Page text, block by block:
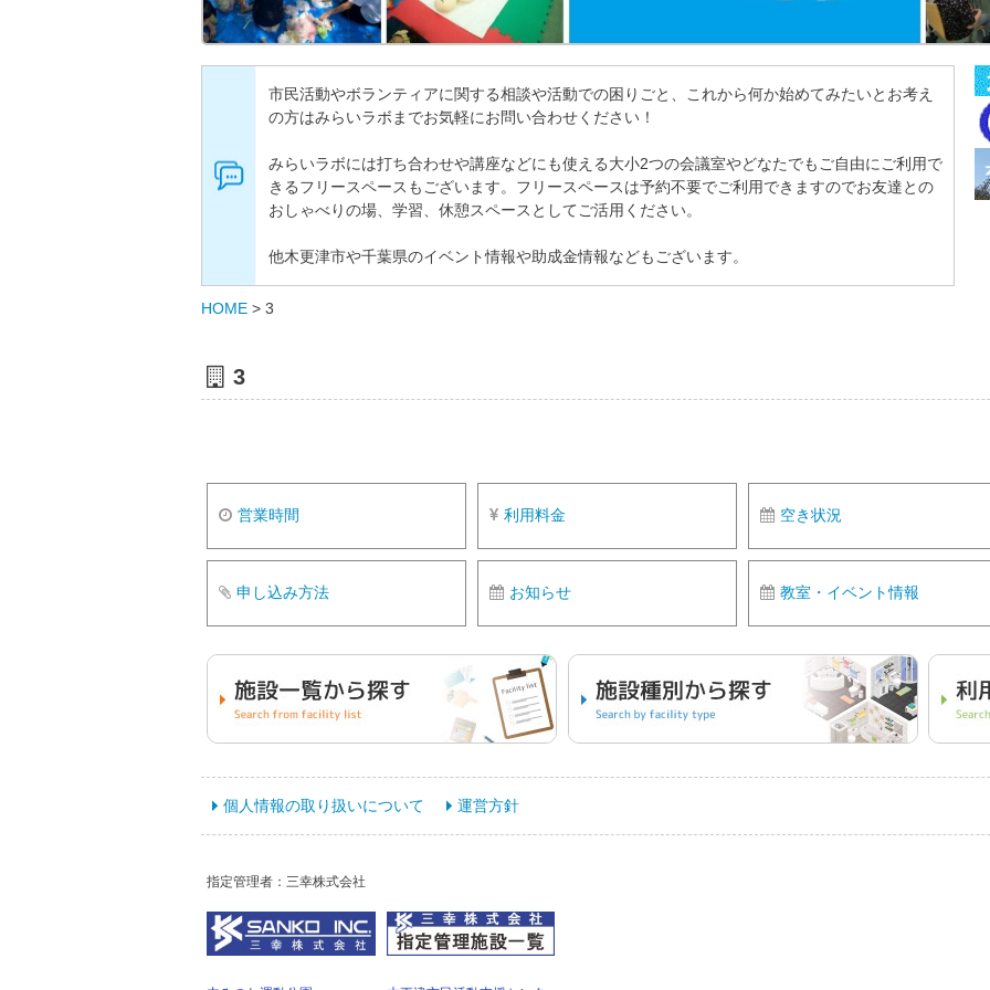
市民活動やボランティアに関する相談や活動での困りごと、これから何か始めてみたいとお考え
の方はみらいラボまでお気軽にお問い合わせください！
みらいラボには打ち合わせや講座などにも使える大小2つの会議室やどなたでもご自由にご利用で
きるフリースペースもございます。フリースペースは予約不要でご利用できますのでお友達との
おしゃべりの場、学習、休憩スペースとしてご活用ください。
他木更津市や千葉県のイベント情報や助成金情報などもございます。
HOME > 3
3
営業時間 利用料金 空き状況
申し込み方法 お知らせ 教室・イベント情報
個人情報の取り扱いについて 運営方針
指定管理者：三幸株式会社